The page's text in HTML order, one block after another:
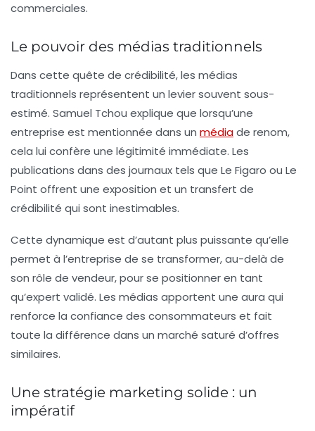
commerciales.
Le pouvoir des médias traditionnels
Dans cette quête de crédibilité, les médias
traditionnels représentent un levier souvent sous-
estimé. Samuel Tchou explique que lorsqu’une
entreprise est mentionnée dans un médiade renom,
cela lui confère une légitimité immédiate. Les
publications dans des journaux tels que Le Figaro ou Le
Point offrent une exposition et un transfert de
crédibilité qui sont inestimables.
Cette dynamique est d’autant plus puissante qu’elle
permet à l’entreprise de se transformer, au-delà de
son rôle de vendeur, pour se positionner en tant
qu’expert validé. Les médias apportent une aura qui
renforce la confiance des consommateurs et fait
toute la différence dans un marché saturé d’offres
similaires.
Une stratégie marketing solide : un
impératif